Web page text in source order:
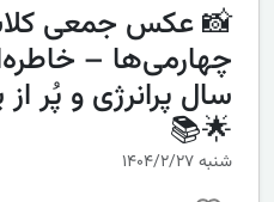
📸 عکس جمعی
چهارمی‌ها –
سال پرانرژی و پُر از
🌟📚
شنبه ۱۴۰۴/۲/۲۷